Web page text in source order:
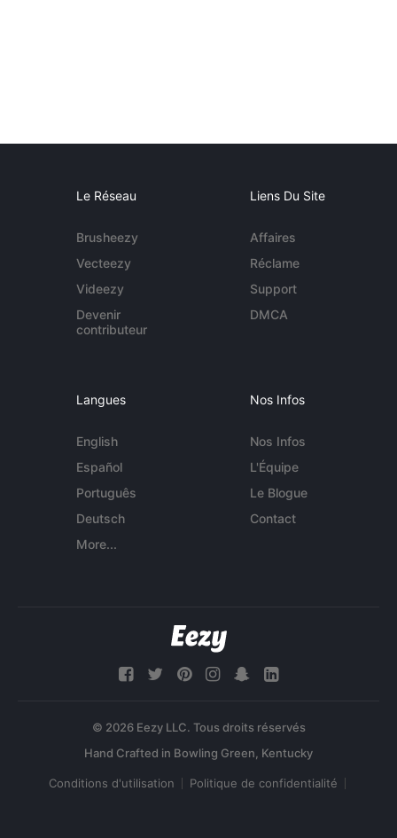
Le Réseau
Brusheezy
Vecteezy
Videezy
Devenir
contributeur
Liens Du Site
Affaires
Réclame
Support
DMCA
Langues
English
Español
Português
Deutsch
More...
Nos Infos
Nos Infos
L'Équipe
Le Blogue
Contact
© 2026 Eezy LLC. Tous droits réservés
Conditions d'utilisation Politique de confidentialité